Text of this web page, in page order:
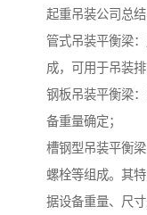
起重吊装公司总
管式吊装平衡梁
成，可用于吊装
钢板吊装平衡梁
备重量确定；
槽钢型吊装平衡
螺栓等组成。其
据设备重量、尺